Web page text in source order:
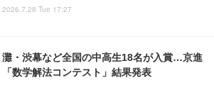
2026.7.28 Tue 17:27
灘・渋幕など全国の中高生18名が入賞…京進
「数学解法コンテスト」結果発表